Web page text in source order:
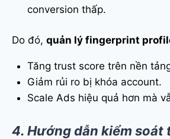
conversion thấp.
Do đó, quản lý fingerprint
Tăng trust score trên nền
Giảm rủi ro bị khóa account.
Scale Ads hiệu quả hơn mà
4. Hướng dẫn kiểm soát